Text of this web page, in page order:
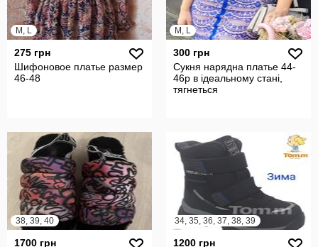
M, L
275 грн
Шифоновое платье размер
46-48
M, L
300 грн
Сукня нарядна платье 44-
46р в ідеальному стані,
тягнеться
38, 39, 40
1700 грн
34, 35, 36, 37, 38, 39
1200 грн